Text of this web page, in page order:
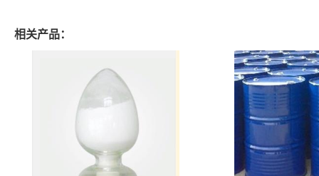
相关产品：